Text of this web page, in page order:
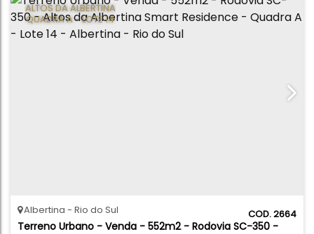
ALTOS DA ALBERTINA
QUADRA A - LOTE 14
2664
Terreno Urbano - Venda - 552m2 - Rodovia SC-350 -
Albertina Rio do Sul